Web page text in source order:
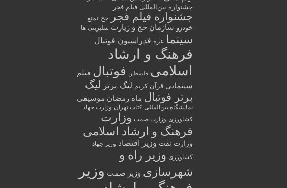
جشنواره بین‌المللی فیلم فجر
جشنواره فیلم فجر
حج تمتع
خودرو سازمان حج و زیارت سلبریتی ها
سینما غزه فدراسیون فوتبال
فرهنگ و ارشاد
اسلامی فلسطین فوتبال فیلم
سینمایی قرآن کریم لیگ برتر لیگ
برتر فوتبال ماه رمضان موسیقی
نمایشگاه بین‌المللی کتاب تهران وزارت جهاد
کشاورزی وزارت صمت وزارت
فرهنگ و ارشاد اسلامی
وزارت نفت وزیر اقتصاد وزیر جهاد
کشاورزی وزیر راه و
شهرسازی وزیر صمت وزیر